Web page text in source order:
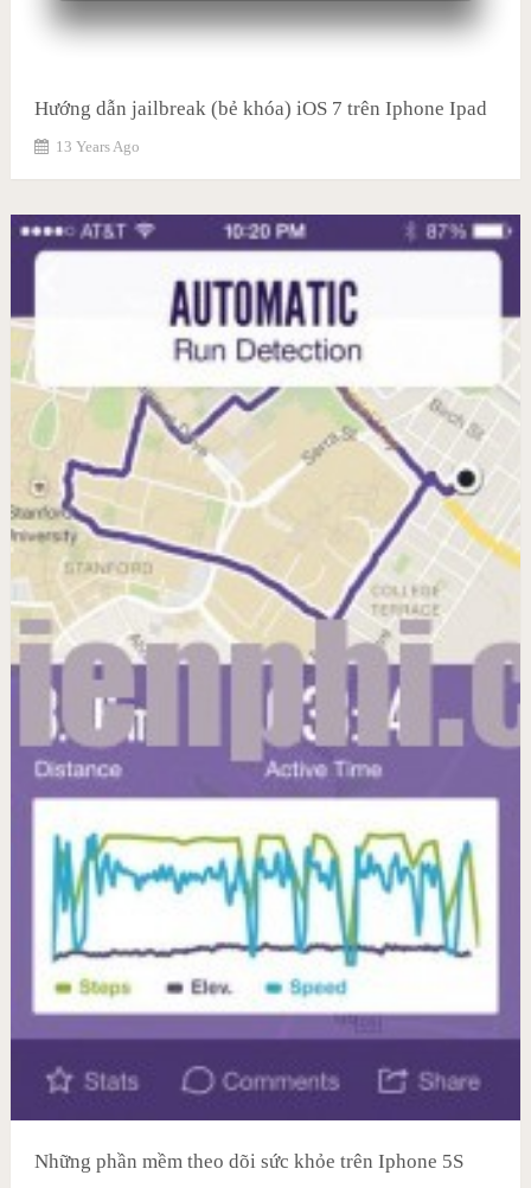
Hướng dẫn jailbreak (bẻ khóa) iOS 7 trên Iphone Ipad
13 Years Ago
Những phần mềm theo dõi sức khỏe trên Iphone 5S